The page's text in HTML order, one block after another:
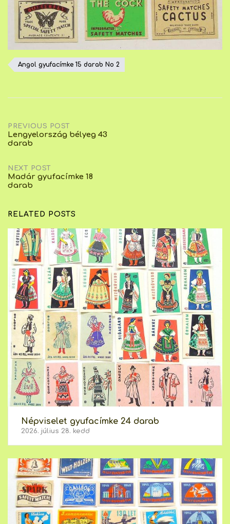
Angol gyufacímke 15 darab No 2
Post
PREVIOUS POST
Lengyelország bélyeg 43
darab
NEXT POST
Madár gyufacímke 18
darab
RELATED POSTS
Népviselet gyufacímke 24 darab
2026. július 28. kedd